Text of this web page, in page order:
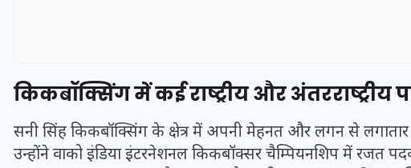
किकबॉक्सिंग में कई राष्ट्रीय और अंतरराष्ट्रीय
सनी सिंह किकबॉक्सिंग के क्षेत्र में अपनी मेहनत और लगन से लगातार
उन्होंने वाको इंडिया इंटरनेशनल किकबॉक्सर चैम्पियनशिप में रजत